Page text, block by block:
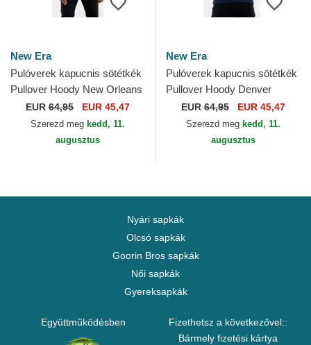
New Era
Pulóverek kapucnis sötétkék
Pullover Hoody New Orleans
Pelicans NBA New Era
EUR64,95 EUR 45,47
Szerezd meg kedd, 11.
augusztus
New Era
Pulóverek kapucnis sötétkék
Pullover Hoody Denver
Nuggets NBA New Era
EUR 64,95 EUR 45,47
Szerezd meg kedd, 11.
augusztus
Nyári sapkák
Olcsó sapkák
Goorin Bros sapkák
Női sapkák
Gyereksapkák
Együttműködésben
Fizethetsz a következővel::
Bármely fizetési kártya